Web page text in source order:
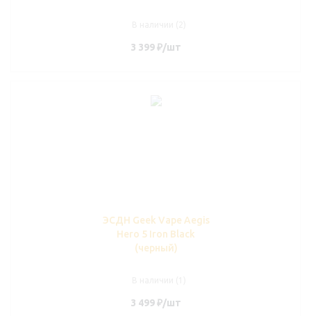
3 399₽/шт
ЭСДН Geek Vape Aegis
Hero 5 Iron Black
(черный)
3 499₽/шт